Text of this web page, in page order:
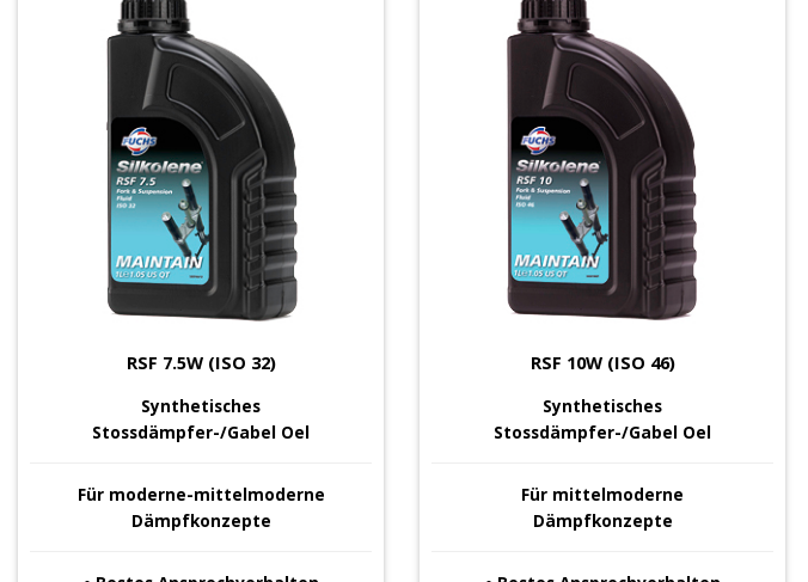
RSF 7.5W (ISO 32)
Synthetisches
Stossdämpfer-/Gabel Oel
Für moderne-mittelmoderne
Dämpfkonzepte
RSF 10W (ISO 46)
Synthetisches
Stossdämpfer-/Gabel Oel
Für mittelmoderne
Dämpfkonzepte